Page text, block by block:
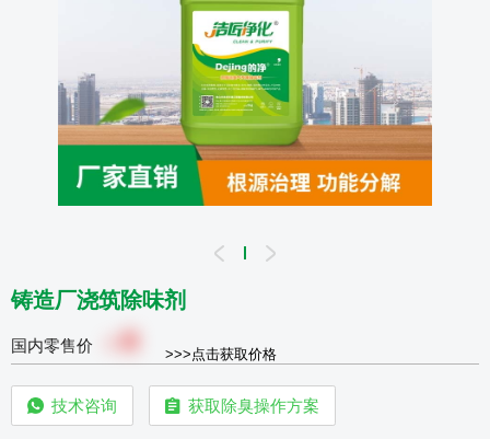
铸造厂浇筑除味剂
国内零售价 0 >>>点击获取价格
技术咨询 获取除臭操作方案